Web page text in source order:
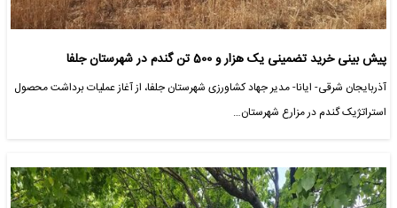
پیش بینی خرید تضمینی یک هزار و 500 تن گندم در شهرستان جلفا
آذربایجان شرقی- ایانا- مدیر جهاد کشاورزی شهرستان جلفا، از آغاز عملیات برداشت محصول
استراتژیک گندم در مزارع شهرستان…